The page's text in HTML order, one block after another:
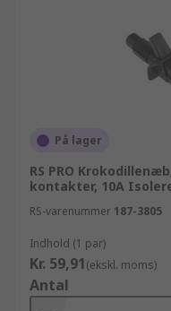
På lager
RS PRO
kontakter, 10A
RS-varenummer 187-3805
Indhold (1 par)
Kr. 59,91(ekskl. moms)
Antal